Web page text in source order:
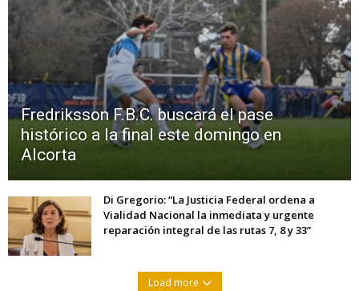
Fredriksson F.B.C. buscará el pase
histórico a la final este domingo en
Alcorta
Di Gregorio: “La Justicia Federal ordena a
Vialidad Nacional la inmediata y urgente
reparación integral de las rutas 7, 8 y 33”
Load more